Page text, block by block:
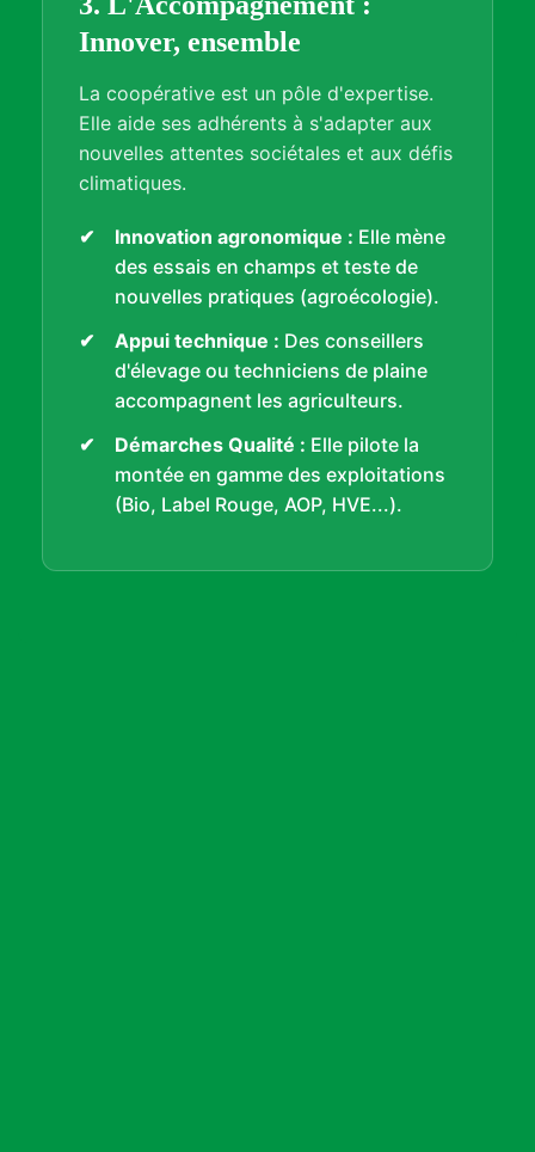
Innover, ensemble
La coopérative est un pôle d'expertise.
Elle aide ses adhérents à s'adapter aux
nouvelles attentes sociétales et aux défis
climatiques.
Innovation agronomique : Elle mène
des essais en champs et teste de
nouvelles pratiques (agroécologie).
Appui technique : Des conseillers
d'élevage ou techniciens de plaine
accompagnent les agriculteurs.
Démarches Qualité : Elle pilote la
montée en gamme des exploitations
(Bio, Label Rouge, AOP, HVE...).